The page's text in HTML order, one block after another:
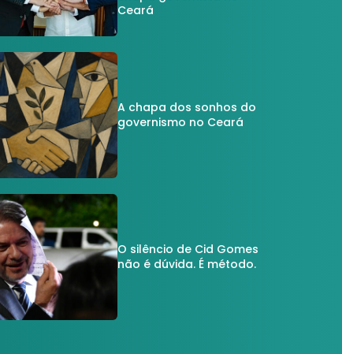
Ceará
A chapa dos sonhos do
governismo no Ceará
O silêncio de Cid Gomes
não é dúvida. É método.